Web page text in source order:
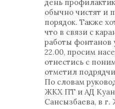
день
обычно чистят и
порядок. Также
что в связи с
работы фонтанов
22.00, просим
отнестись с
отметил
По словам
ЖКХ ПТ и АД
Сансызбаева, в г.